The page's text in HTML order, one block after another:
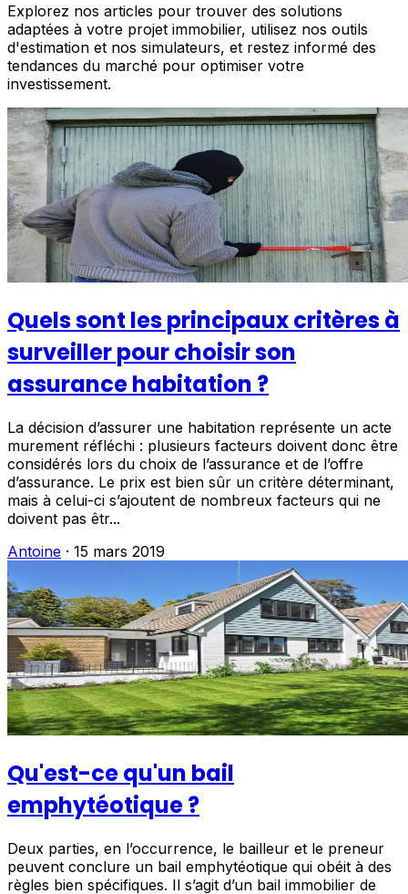
Explorez nos articles pour trouver des solutions
adaptées à votre projet immobilier, utilisez nos outils
d'estimation et nos simulateurs, et restez informé des
tendances du marché pour optimiser votre
investissement.
Quels sont les principaux critères à
surveiller pour choisir son
assurance habitation ?
La décision d’assurer une habitation représente un acte
murement réfléchi : plusieurs facteurs doivent donc être
considérés lors du choix de l’assurance et de l’offre
d’assurance. Le prix est bien sûr un critère déterminant,
mais à celui-ci s’ajoutent de nombreux facteurs qui ne
doivent pas êtr...
Antoine · 15 mars 2019
Qu'est-ce qu'un bail
emphytéotique ?
Deux parties, en l’occurrence, le bailleur et le preneur
peuvent conclure un bail emphytéotique qui obéit à des
règles bien spécifiques. Il s’agit d’un bail immobilier de